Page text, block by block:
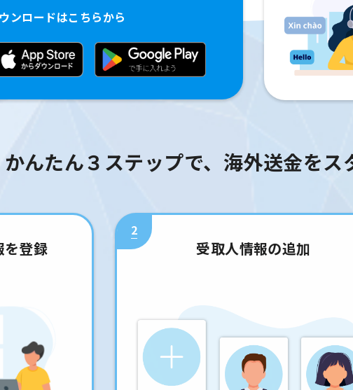
ンロードはこちらから
かんたん３ステップで、海外送金をス
を登録
2
受取人情報の追加